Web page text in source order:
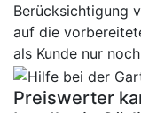
Berücksichtigung
auf die
als Kunde nur
Preiswerter